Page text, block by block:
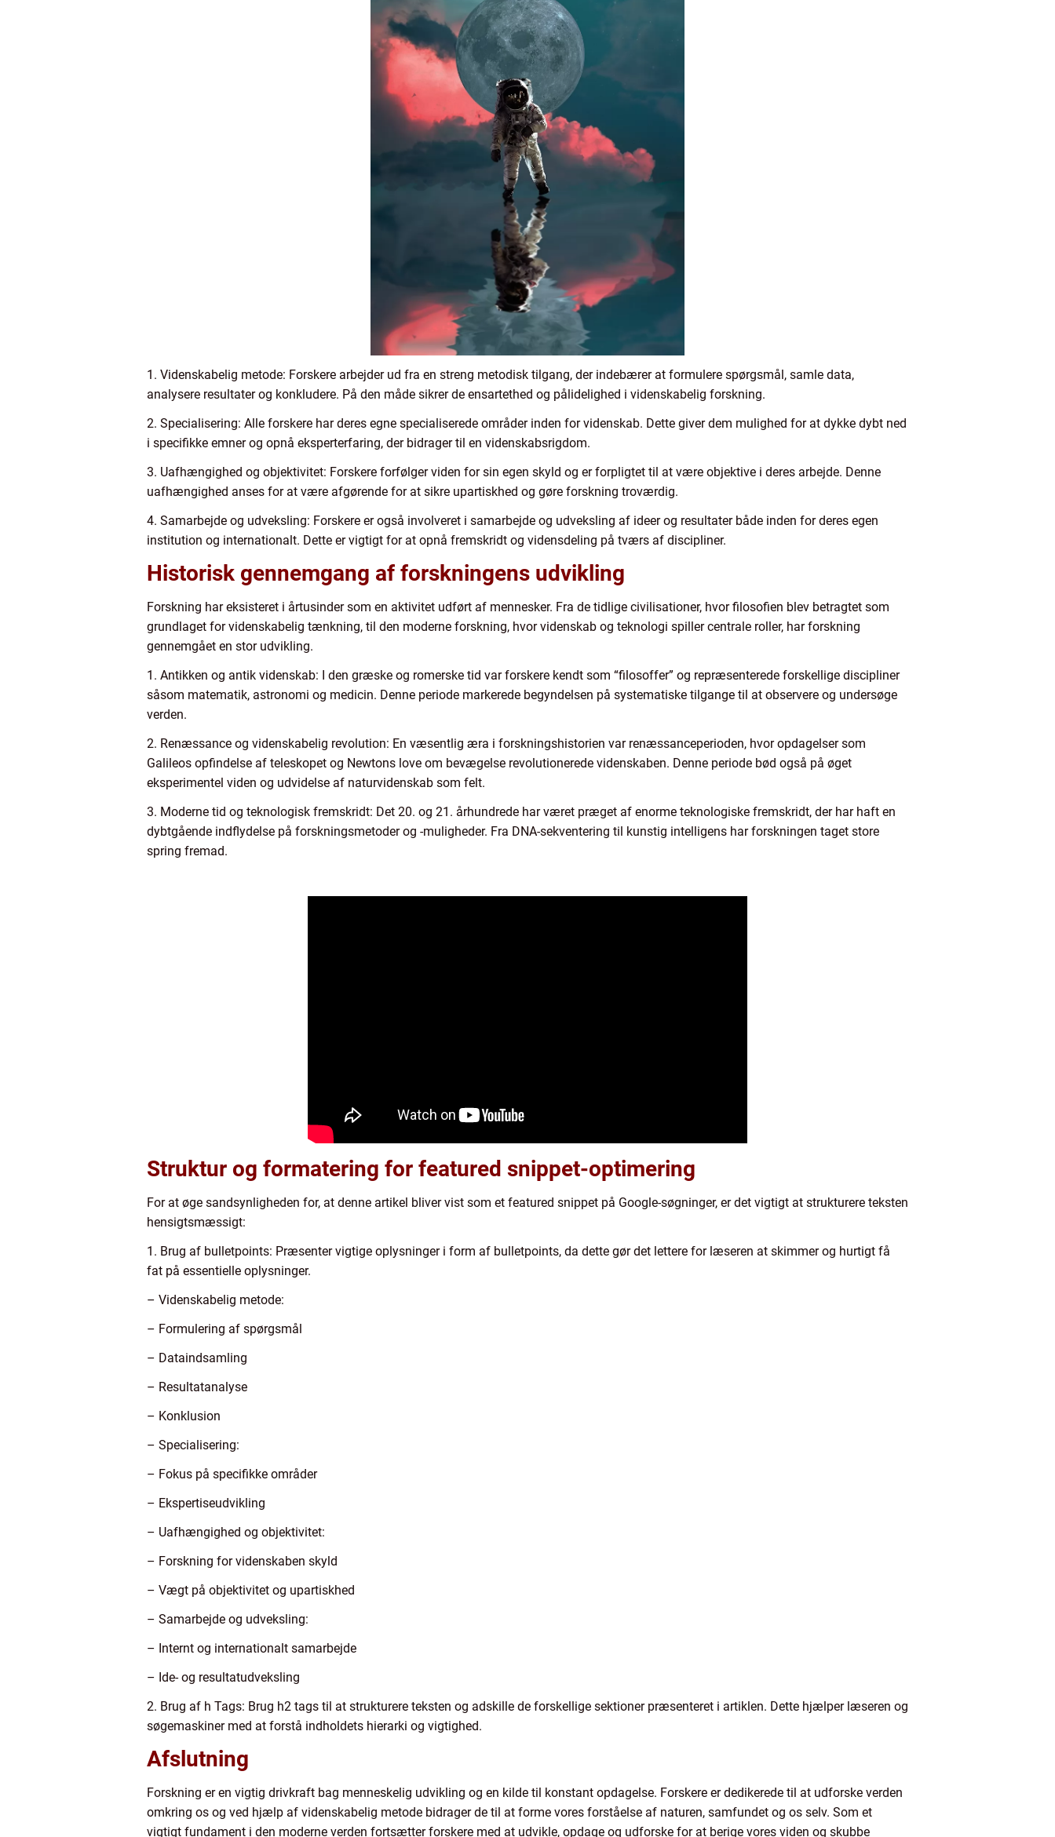
1. Videnskabelig metode: Forskere arbejder ud fra en streng metodisk tilgang, der indebærer at formulere spørgsmål, samle data,
analysere resultater og konkludere. På den måde sikrer de ensartethed og pålidelighed i videnskabelig forskning.
2. Specialisering: Alle forskere har deres egne specialiserede områder inden for videnskab. Dette giver dem mulighed for at dykke dybt ned
i specifikke emner og opnå eksperterfaring, der bidrager til en videnskabsrigdom.
3. Uafhængighed og objektivitet: Forskere forfølger viden for sin egen skyld og er forpligtet til at være objektive i deres arbejde. Denne
uafhængighed anses for at være afgørende for at sikre upartiskhed og gøre forskning troværdig.
4. Samarbejde og udveksling: Forskere er også involveret i samarbejde og udveksling af ideer og resultater både inden for deres egen
institution og internationalt. Dette er vigtigt for at opnå fremskridt og vidensdeling på tværs af discipliner.
Historisk gennemgang af forskningens udvikling
Forskning har eksisteret i årtusinder som en aktivitet udført af mennesker. Fra de tidlige civilisationer, hvor filosofien blev betragtet som
grundlaget for videnskabelig tænkning, til den moderne forskning, hvor videnskab og teknologi spiller centrale roller, har forskning
gennemgået en stor udvikling.
1. Antikken og antik videnskab: I den græske og romerske tid var forskere kendt som “filosoffer” og repræsenterede forskellige discipliner
såsom matematik, astronomi og medicin. Denne periode markerede begyndelsen på systematiske tilgange til at observere og undersøge
verden.
2. Renæssance og videnskabelig revolution: En væsentlig æra i forskningshistorien var renæssanceperioden, hvor opdagelser som
Galileos opfindelse af teleskopet og Newtons love om bevægelse revolutionerede videnskaben. Denne periode bød også på øget
eksperimentel viden og udvidelse af naturvidenskab som felt.
3. Moderne tid og teknologisk fremskridt: Det 20. og 21. århundrede har været præget af enorme teknologiske fremskridt, der har haft en
dybtgående indflydelse på forskningsmetoder og -muligheder. Fra DNA-sekventering til kunstig intelligens har forskningen taget store
spring fremad.
Struktur og formatering for featured snippet-optimering
For at øge sandsynligheden for, at denne artikel bliver vist som et featured snippet på Google-søgninger, er det vigtigt at strukturere teksten
hensigtsmæssigt:
1. Brug af bulletpoints: Præsenter vigtige oplysninger i form af bulletpoints, da dette gør det lettere for læseren at skimmer og hurtigt få
fat på essentielle oplysninger.
– Videnskabelig metode:
– Formulering af spørgsmål
– Dataindsamling
– Resultatanalyse
– Konklusion
– Specialisering:
– Fokus på specifikke områder
– Ekspertiseudvikling
– Uafhængighed og objektivitet:
– Forskning for videnskaben skyld
– Vægt på objektivitet og upartiskhed
– Samarbejde og udveksling:
– Internt og internationalt samarbejde
– Ide- og resultatudveksling
2. Brug af h Tags: Brug h2 tags til at strukturere teksten og adskille de forskellige sektioner præsenteret i artiklen. Dette hjælper læseren og
søgemaskiner med at forstå indholdets hierarki og vigtighed.
Afslutning
Forskning er en vigtig drivkraft bag menneskelig udvikling og en kilde til konstant opdagelse. Forskere er dedikerede til at udforske verden
omkring os og ved hjælp af videnskabelig metode bidrager de til at forme vores forståelse af naturen, samfundet og os selv. Som et
vigtigt fundament i den moderne verden fortsætter forskere med at udvikle, opdage og udforske for at berige vores viden og skubbe